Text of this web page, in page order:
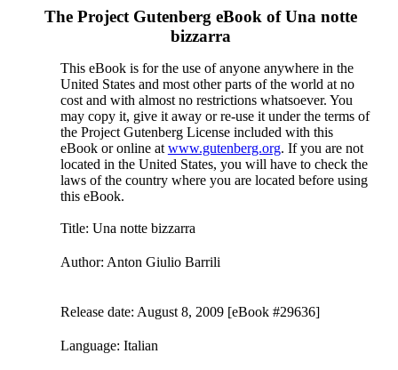
The Project Gutenberg eBook ofUna notte
bizzarra
This eBook is for the use of anyone anywhere in the
United States and most other parts of the world at no
cost and with almost no restrictions whatsoever. You
may copy it, give it away or re-use it under the terms of
the Project Gutenberg License included with this
eBook or online at www.gutenberg.org. If you are not
located in the United States, you will have to check the
laws of the country where you are located before using
this eBook.
Title: Una notte bizzarra
Author: Anton Giulio Barrili
Release date: August 8, 2009 [eBook #29636]
Language: Italian